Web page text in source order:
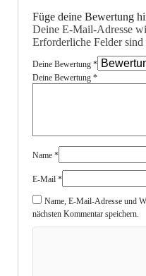
Füge deine Bewertung
Deine E-Mail-Adresse
Erforderliche Felder sind
Deine Bewertung *
Deine Bewertung *
Name *
E-Mail *
Name, E-Mail-Adresse und
nächsten Kommentar speichern.